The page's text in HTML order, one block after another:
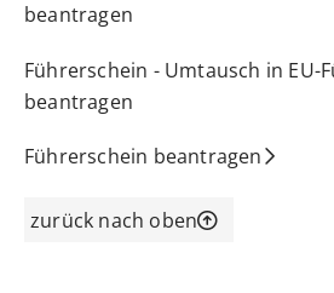
beantragen
Führerschein - Umtausch in EU-
beantragen
Führerschein beantragen
zurück nach oben